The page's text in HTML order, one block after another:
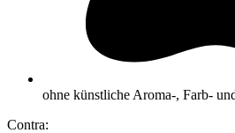
ohne künstliche Aroma-, Farb-
Contra: